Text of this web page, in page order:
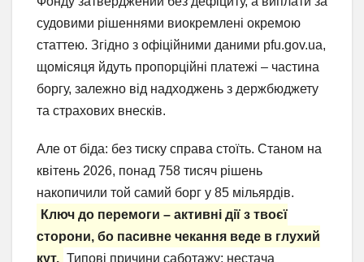
судовими рішеннями виокремлені окремою
статтею. Згідно з офіційними даними pfu.gov.ua,
щомісяця йдуть пропорційні платежі – частина
боргу, залежно від надходжень з держбюджету
та страхових внесків.
Але от біда: без тиску справа стоїть. Станом на
квітень 2026, понад 758 тисяч рішень
накопичили той самий борг у 85 мільярдів.
Ключ до перемоги – активні дії з твоєї
сторони, бо пасивне чекання веде в глухий
кут. Типові причини саботажу: нестача